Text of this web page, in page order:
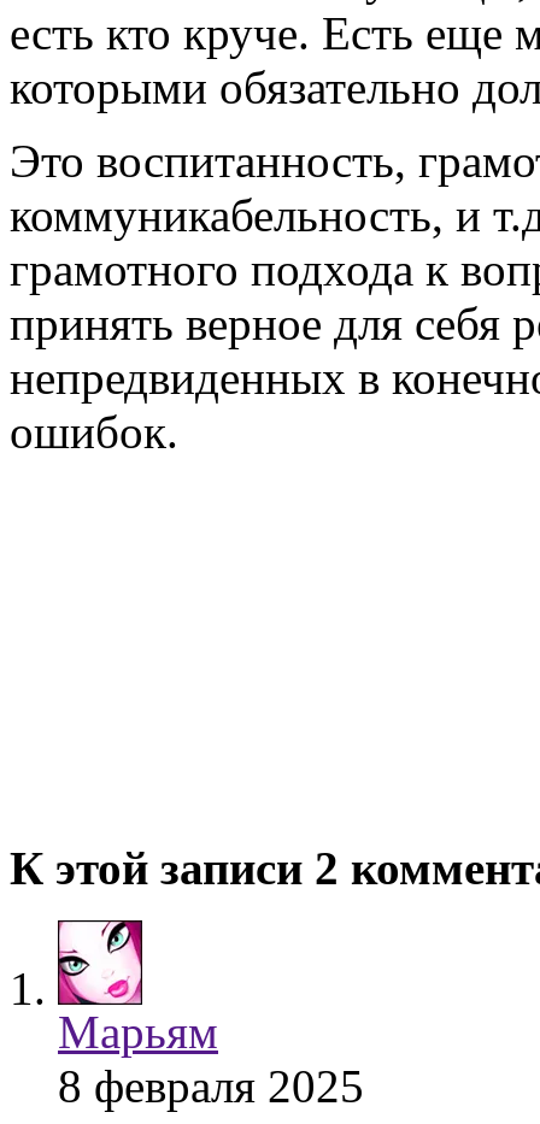
есть кто круче. Есть еще
которыми обязательно
Это воспитанность,
коммуникабельность, и
грамотного подхода к
принять верное для себя
непредвиденных в
ошибок.
К этой записи 2
Марьям
8 февраля 2025